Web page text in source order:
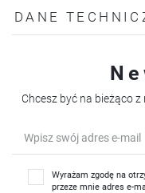
DANE
Chcesz być na bieżąco
Wyrażam zgodę na
przeze mnie adres e-